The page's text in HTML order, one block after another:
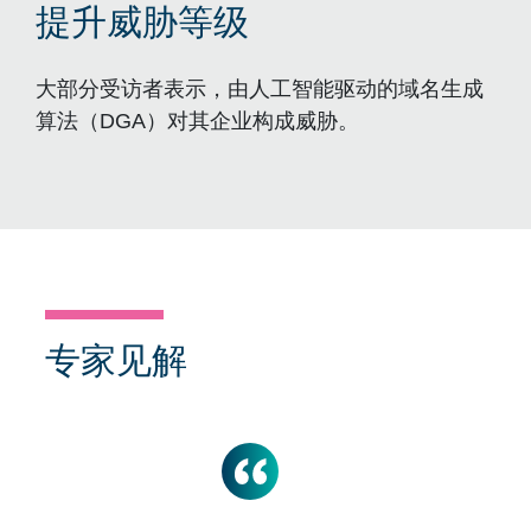
提升威胁等级
大部分受访者表示，由人工智能驱动的域名生成
算法（DGA）对其企业构成威胁。
专家见解